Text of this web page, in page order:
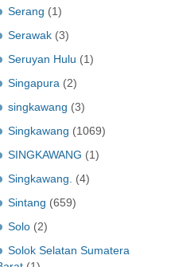
Serang (1)
Serawak (3)
Seruyan Hulu (1)
Singapura (2)
singkawang (3)
Singkawang (1069)
SINGKAWANG (1)
Singkawang.
(4)
Sintang (659)
Solo (2)
Solok Selatan Sumatera